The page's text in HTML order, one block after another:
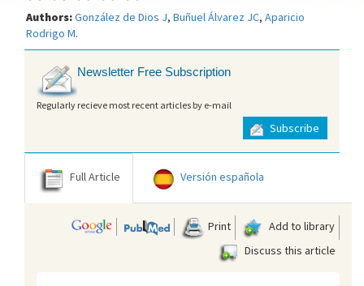
Authors:González de Dios J, Buñuel Álvarez JC, Aparicio
Rodrigo M.
Newsletter Free Subscription
Regularly recieve most recent articles by e-mail
Subscribe
Full Article Versión española
Print
Add to library
Discuss this article